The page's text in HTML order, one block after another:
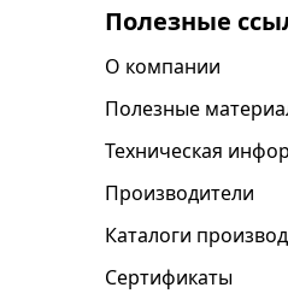
Полезные
О компании
Полезные
Техническая
Производители
Каталоги
Сертификаты